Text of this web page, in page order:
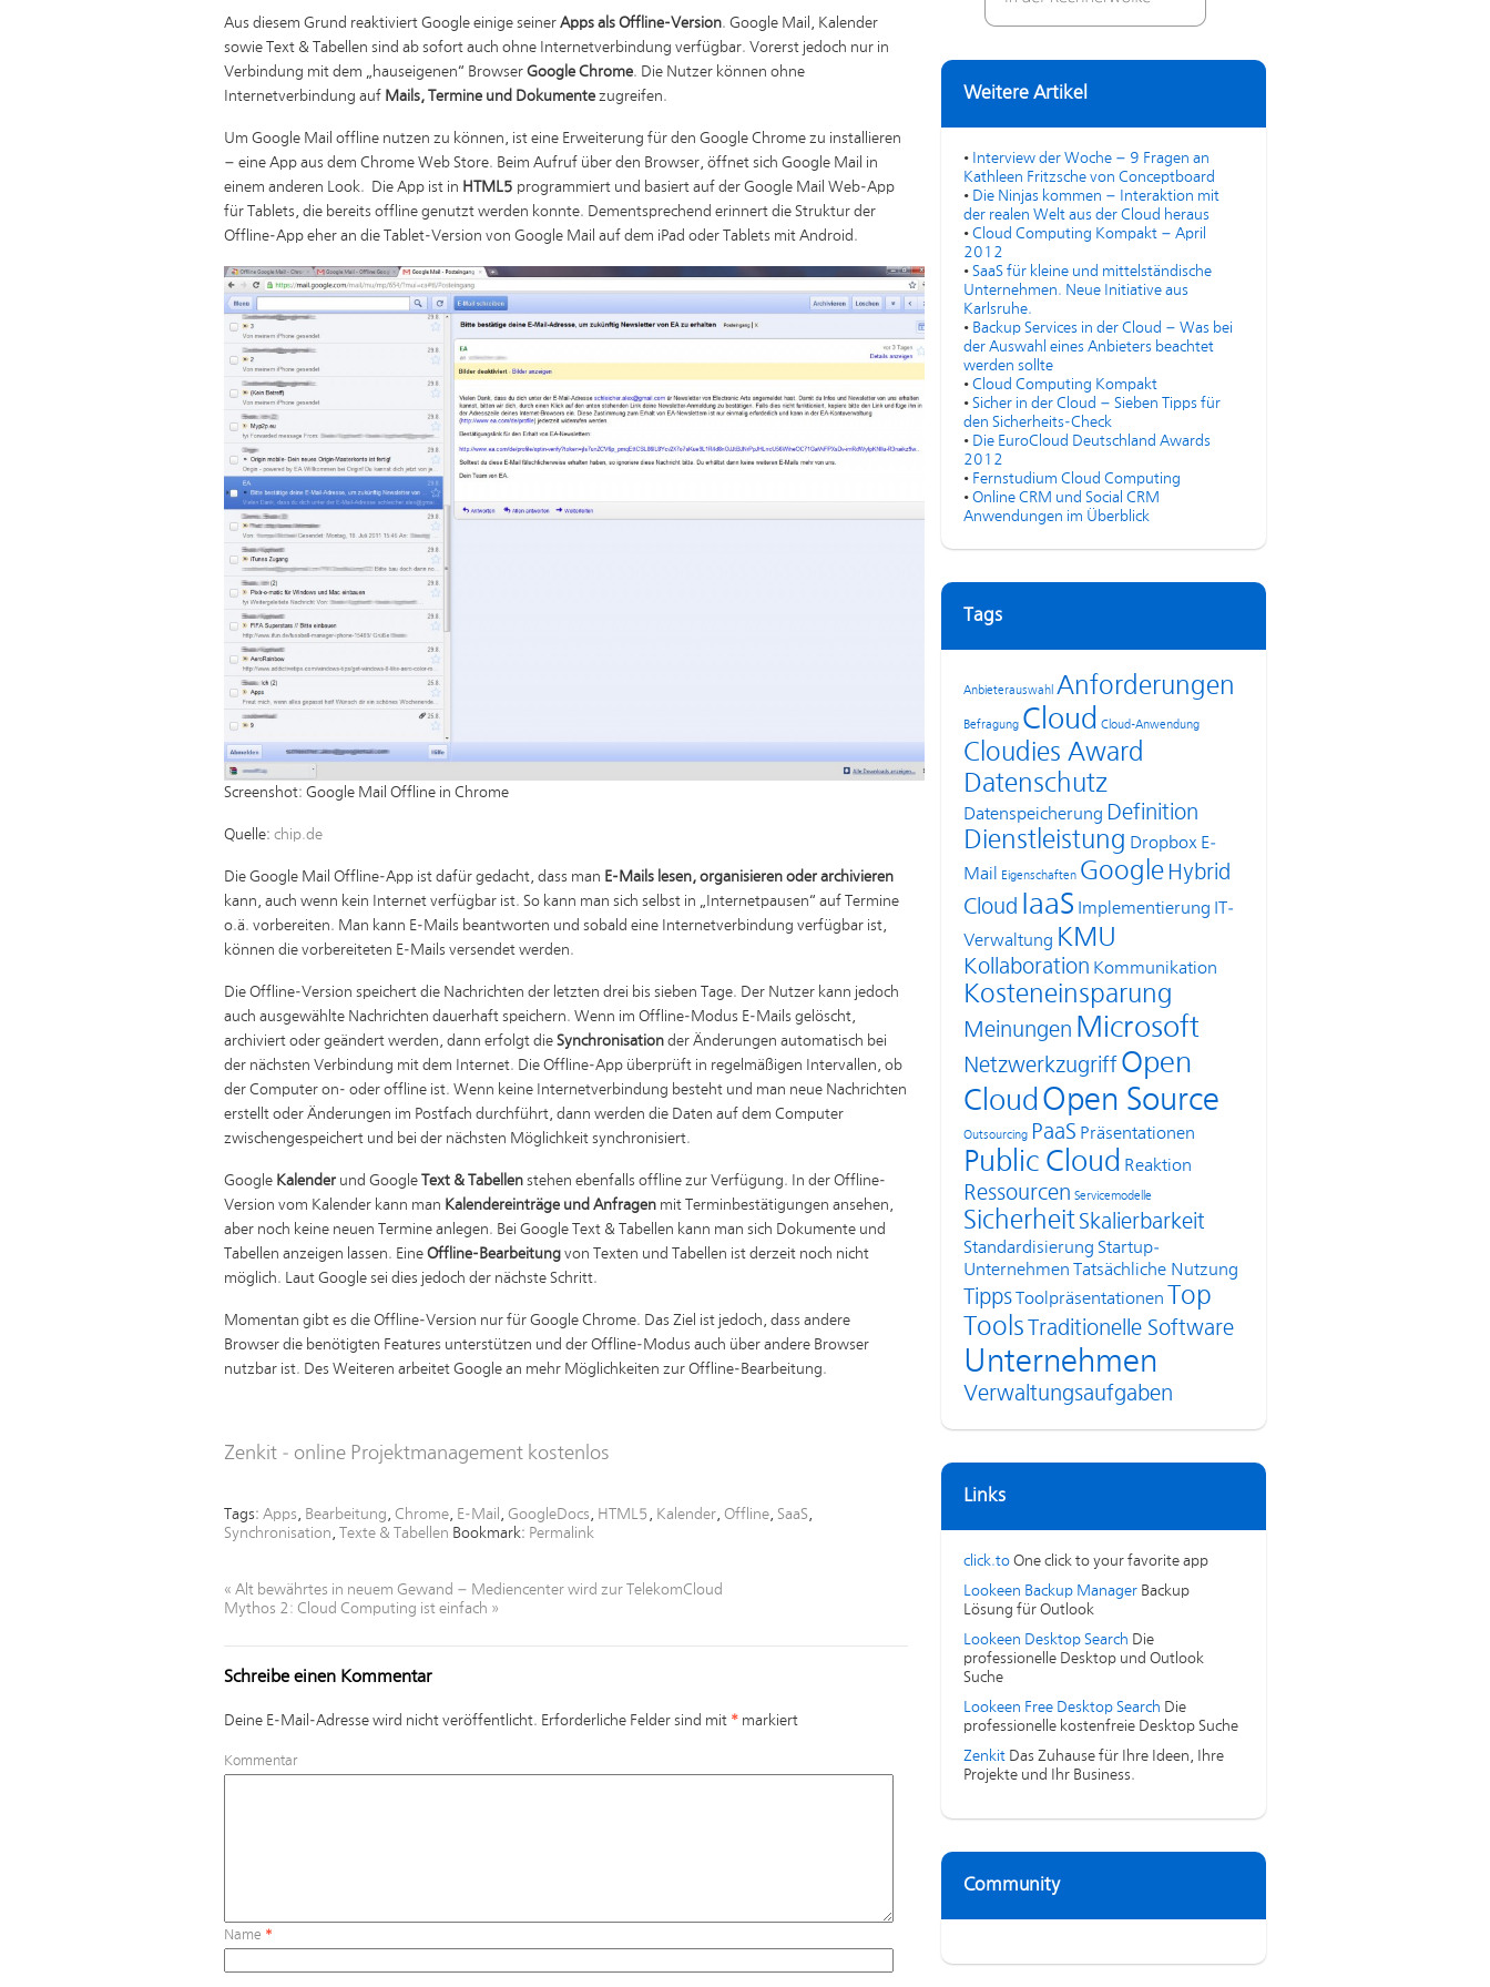
Aus diesem Grund reaktiviert Google einige seiner Apps als Offline-Version. Google Mail, Kalender
sowie Text & Tabellen sind ab sofort auch ohne Internetverbindung verfügbar. Vorerst jedoch nur in
Verbindung mit dem „hauseigenen“ Browser Google Chrome. Die Nutzer können ohne
Internetverbindung auf Mails, Termine und Dokumente zugreifen.
Um Google Mail offline nutzen zu können, ist eine Erweiterung für den Google Chrome zu installieren
– eine App aus dem Chrome Web Store. Beim Aufruf über den Browser, öffnet sich Google Mail in
einem anderen Look. Die App ist in HTML5 programmiert und basiert auf der Google Mail Web-App
für Tablets, die bereits offline genutzt werden konnte. Dementsprechend erinnert die Struktur der
Offline-App eher an die Tablet-Version von Google Mail auf dem iPad oder Tablets mit Android.
Screenshot: Google Mail Offline in Chrome
Quelle: chip.de
Die Google Mail Offline-App ist dafür gedacht, dass man E-Mails lesen, organisieren oder archivieren
kann, auch wenn kein Internet verfügbar ist. So kann man sich selbst in „Internetpausen“ auf Termine
o.ä. vorbereiten. Man kann E-Mails beantworten und sobald eine Internetverbindung verfügbar ist,
können die vorbereiteten E-Mails versendet werden.
Die Offline-Version speichert die Nachrichten der letzten drei bis sieben Tage. Der Nutzer kann jedoch
auch ausgewählte Nachrichten dauerhaft speichern. Wenn im Offline-Modus E-Mails gelöscht,
archiviert oder geändert werden, dann erfolgt die Synchronisation der Änderungen automatisch bei
der nächsten Verbindung mit dem Internet. Die Offline-App überprüft in regelmäßigen Intervallen, ob
der Computer on- oder offline ist. Wenn keine Internetverbindung besteht und man neue Nachrichten
erstellt oder Änderungen im Postfach durchführt, dann werden die Daten auf dem Computer
zwischengespeichert und bei der nächsten Möglichkeit synchronisiert.
Google Kalender und Google Text & Tabellen stehen ebenfalls offline zur Verfügung. In der Offline-
Version vom Kalender kann man Kalendereinträge und Anfragen mit Terminbestätigungen ansehen,
aber noch keine neuen Termine anlegen. Bei Google Text & Tabellen kann man sich Dokumente und
Tabellen anzeigen lassen. Eine Offline-Bearbeitung von Texten und Tabellen ist derzeit noch nicht
möglich. Laut Google sei dies jedoch der nächste Schritt.
Momentan gibt es die Offline-Version nur für Google Chrome. Das Ziel ist jedoch, dass andere
Browser die benötigten Features unterstützen und der Offline-Modus auch über andere Browser
nutzbar ist. Des Weiteren arbeitet Google an mehr Möglichkeiten zur Offline-Bearbeitung.
Zenkit - online Projektmanagement kostenlos
Tags: Apps Bearbeitung Chrome E-Mail GoogleDocs HTML5 Kalender Offline SaaS
Synchronisation Texte & Tabellen Bookmark: Permalink
« Alt bewährtes in neuem Gewand – Mediencenter wird zur TelekomCloud
Mythos 2: Cloud Computing ist einfach »
Schreibe einen Kommentar
Deine E-Mail-Adresse wird nicht veröffentlicht. Erforderliche Felder sind mit * markiert
Kommentar
Name *
Weitere Artikel
• Interview der Woche – 9 Fragen an
Kathleen Fritzsche von Conceptboard
• Die Ninjas kommen – Interaktion mit
der realen Welt aus der Cloud heraus
• Cloud Computing Kompakt – April
2012
• SaaS für kleine und mittelständische
Unternehmen. Neue Initiative aus
Karlsruhe.
• Backup Services in der Cloud – Was bei
der Auswahl eines Anbieters beachtet
werden sollte
• Cloud Computing Kompakt
• Sicher in der Cloud – Sieben Tipps für
den Sicherheits-Check
• Die EuroCloud Deutschland Awards
2012
• Fernstudium Cloud Computing
• Online CRM und Social CRM
Anwendungen im Überblick
Tags
Anbieterauswahl Anforderungen
Befragung Cloud Cloud-Anwendung
Cloudies Award
Datenschutz
Datenspeicherung Definition
Dienstleistung Dropbox E-
Mail
Eigenschaften Google Hybrid
Cloud
IaaS Implementierung
IT-
Verwaltung KMU
Kollaboration Kommunikation
Kosteneinsparung
Meinungen Microsoft
Netzwerkzugriff Open
Cloud Open Source
Outsourcing PaaS Präsentationen
Public Cloud Reaktion
Ressourcen Servicemodelle
Sicherheit Skalierbarkeit
Standardisierung Startup-
Unternehmen
Tatsächliche Nutzung
Tipps Toolpräsentationen
Top
Tools
Traditionelle Software
Unternehmen
Verwaltungsaufgaben
Links
click.toOne click to your favorite app
Lookeen Backup ManagerBackup
Lösung für Outlook
Lookeen Desktop Search Die
professionelle Desktop und Outlook
Suche
Lookeen Free Desktop Search Die
professionelle kostenfreie Desktop Suche
ZenkitDas Zuhause für Ihre Ideen, Ihre
Projekte und Ihr Business.
Community